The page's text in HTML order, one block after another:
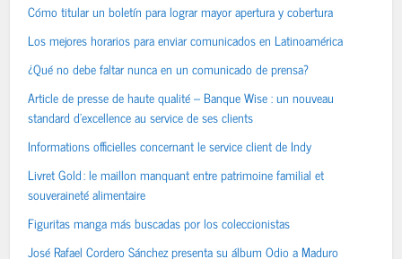
Cómo titular un boletín para lograr mayor apertura y cobertura
Los mejores horarios para enviar comunicados en Latinoamérica
¿Qué no debe faltar nunca en un comunicado de prensa?
Article de presse de haute qualité – Banque Wise : un nouveau
standard d’excellence au service de ses clients
Informations officielles concernant le service client de Indy
Livret Gold : le maillon manquant entre patrimoine familial et
souveraineté alimentaire
Figuritas manga más buscadas por los coleccionistas
José Rafael Cordero Sánchez presenta su álbum Odio a Maduro